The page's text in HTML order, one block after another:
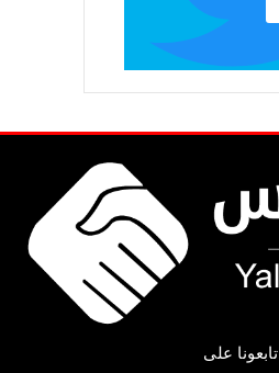
تابعونا على